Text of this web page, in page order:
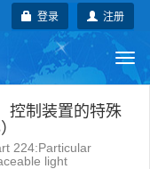
注册
登录
地方标准
国际标准
控制装置的特殊
224:Particular
light